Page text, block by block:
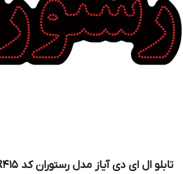
تابلو ال ای دی آیاز مدل رستوران کد R415